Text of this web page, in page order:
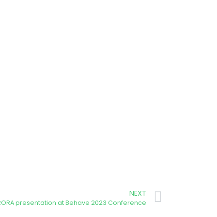
NEXT
presentation at Behave 2023 Conference